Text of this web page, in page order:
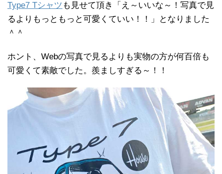
Type7 Tシャツ も見せて頂き「え～いいな～！写真で見
るよりもっともっと可愛くていい！！」となりました
＾＾
ホント、Webの写真で見るよりも実物の方が何百倍も
可愛くて素敵でした。羨ましすぎる～！！